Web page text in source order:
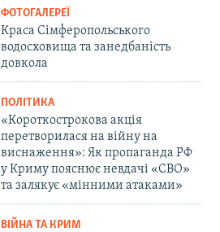
ФОТОГАЛЕРЕЇ
Краса Сімферопольського
водосховища та занедбаність
довкола
ПОЛІТИКА
«Короткострокова акція
перетворилася на війну на
виснаження»: Як пропаганда РФ
у Криму пояснює невдачі «СВО»
та залякує «мінними атаками»
ВІЙНА ТА КРИМ